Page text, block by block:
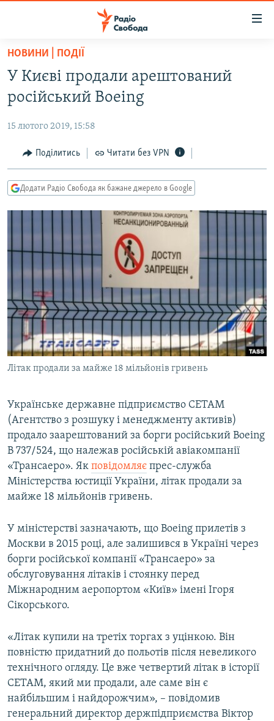
Перейти
основного
матеріалу
Перейти
до
навігації
Перейти
до
СТАТТІ
ПОЛІТИКА
ЕКОНОМІКА
КУЛЬТУРА
ВІЙНА
РОСІЙСЬКА «ФІЛЬТРАЦІЯ»
КРИМ.РЕАЛІЇ
ФОТО
СПЕЦПРОЄКТИ
ПОДКАСТИ
РУС
УКР
КТАТ
ДОЛУЧАЙСЯ!
Усі сайти RFE/RL
НОВИНИ | ПОДІЇ
У Києві продали арештований
російський Boeing
15 лютого 2019, 15:58
Поділитись Читати без VPN
Додати Радіо Свобода як бажане джерело в Google
Літак продали за майже 18 мільйонів гривень
Українське державне підприємство СЕТАМ
(Агентство з розшуку і менеджменту активів)
продало заарештований за борги російський Boeing
B 737/524, що належав російській авіакомпанії
«Трансаеро». Як повідомляє прес-служба
Міністерства юстиції України, літак продали за
майже 18 мільйонів гривень.
У міністерстві зазначають, що Boeing прилетів з
Москви в 2015 році, але залишився в Україні через
борги російської компанії «Трансаеро» за
обслуговування літаків і стоянку перед
Міжнародним аеропортом «Київ» імені Ігоря
Сікорського.
«Літак купили на третіх торгах з уцінкою. Він
повністю придатний до польотів після невеликого
технічного огляду. Це вже четвертий літак в історії
СЕТАМ, який ми продали, але саме він є
найбільшим і найдорожчим», – повідомив
генеральний директор держпідприємства Віктор